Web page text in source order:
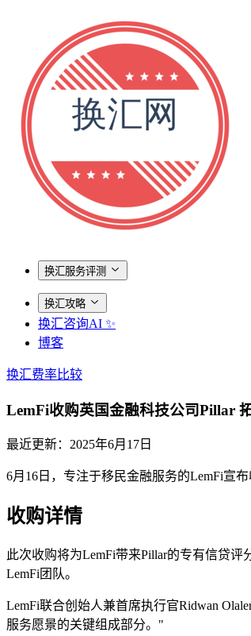
换汇服务评测
换汇攻略
换汇咨询AI ✨
博客
换汇费率比较
LemFi收购英国金融科技公司Pillar
最近更新： 2025年6月17日
6月16日，专注于移民金融服务的LemFi宣
收购详情
此次收购将为LemFi带来Pillar的专有信贷
LemFi团队。
LemFi联合创始人兼首席执行官Ridwan
服务愿景的关键组成部分。"